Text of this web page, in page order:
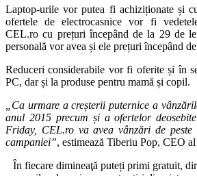
Laptop-urile vor putea fi achiziționate și
ofertele de electrocasnice vor fi
CEL.ro cu prețuri începând de la 29 de
personală vor avea și ele prețuri începând
Reduceri considerabile vor fi oferite și în
PC, dar și la produse pentru mamă și copil.
„Ca urmare a creșterii puternice a
anul 2015 precum și a ofertelor
Friday, CEL.ro va avea vânzări de
campaniei”, estimează Tiberiu Pop, CEO
În fiecare dimineaţă puteți primi gratuit,